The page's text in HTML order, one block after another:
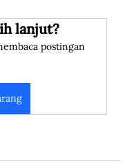
lanjut?
postingan